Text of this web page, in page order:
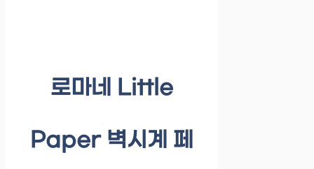
로마네 Little
Paper 벽시계 페